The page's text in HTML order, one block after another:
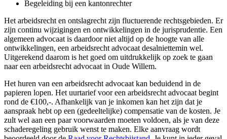
Begeleiding bij een kantonrechter
Het arbeidsrecht en ontslagrecht zijn fluctuerende rechtsgebieden. Er
zijn continu wijzigingen en ontwikkelingen in de jurisprudentie. Een
algemeen advocaat is daardoor niet altijd op de hoogte van alle
ontwikkelingen, een arbeidsrecht advocaat desalniettemin wel.
Uitgerekend daarom is het goed om uitdrukkelijk op zoek te gaan
naar een arbeidsrecht advocaat in Oude Willem.
Het huren van een arbeidsrecht advocaat kan beduidend in de
papieren lopen. Het uurtarief voor een arbeidsrecht advocaat begint
rond de €100,-. Afhankelijk van je inkomen kan het zijn dat je
aanspraak hebt op een (gedeeltelijke) compensatie van de kosten. Je
zult wel aan een paar voorwaarden moeten voldoen, als je van deze
schaderegeling gebruik wenst te maken. Elke aanvraag wordt